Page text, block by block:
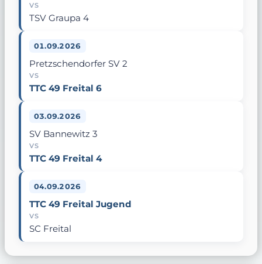
VS
TSV Graupa 4
01.09.2026
Pretzschendorfer SV 2
VS
TTC 49 Freital 6
03.09.2026
SV Bannewitz 3
VS
TTC 49 Freital 4
04.09.2026
TTC 49 Freital Jugend
VS
SC Freital